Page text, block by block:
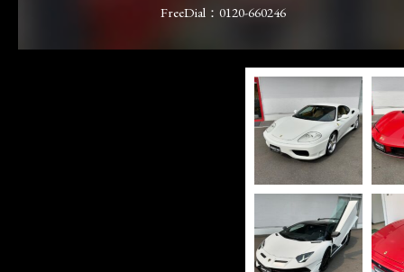
FreeDial：0120-660246